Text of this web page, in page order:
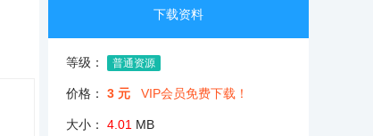
下载资料
等级： 普通资源
价格： 3 元 VIP会员免费下载！
大小： 4.01 MB